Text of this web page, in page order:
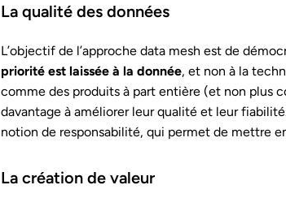
La qualité des données
L’objectif de l’approche data mesh est de
priorité est laissée à la donnée, et non à la
comme des produits à part entière (et non plus
davantage à améliorer leur qualité et leur
notion de responsabilité, qui permet de mettre
La création de valeur